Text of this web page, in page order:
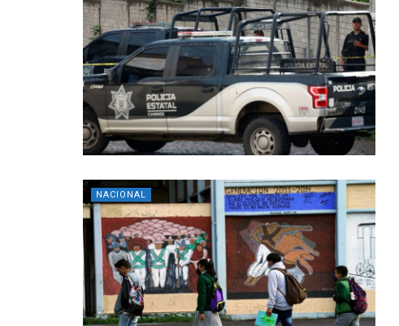
NACIONAL